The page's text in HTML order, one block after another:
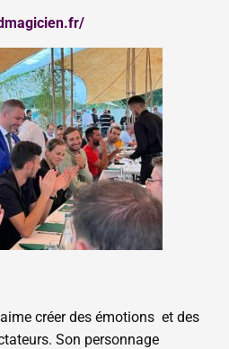
créer des émotions et des
Son personnage